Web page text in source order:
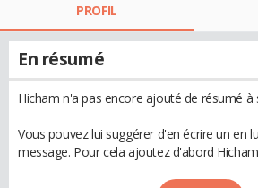
PROFIL
En résumé
Hicham n'a pas encore ajouté de résumé à
Vous pouvez lui suggérer d'en écrire un en
message. Pour cela ajoutez d'abord